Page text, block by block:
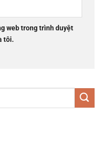
web trong trình duyệt
tôi.